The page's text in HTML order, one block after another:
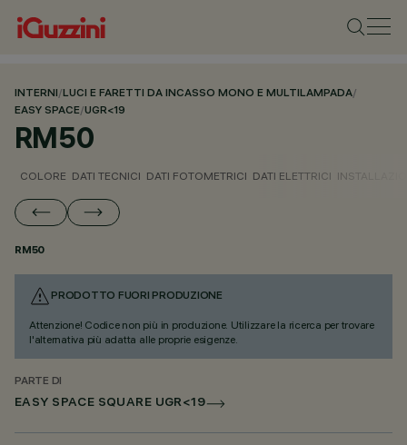
INTERNI/LUCI E FARETTI DA INCASSO MONO E MULTILAMPADA/
EASY SPACE/UGR<19
RM50
COLORE DATI TECNICI DATI FOTOMETRICI DATI ELETTRICI
RM50
PRODOTTO FUORI PRODUZIONE
Attenzione! Codice non più in produzione. Utilizzare la ricerca per trovare
l'alternativa più adatta alle proprie esigenze.
PARTE DI
EASY SPACE SQUARE UGR<19